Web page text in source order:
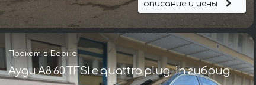
описание и цены
Прокат в Берне
Ауди A8 60 TFSI e quattro plug-in гибрид